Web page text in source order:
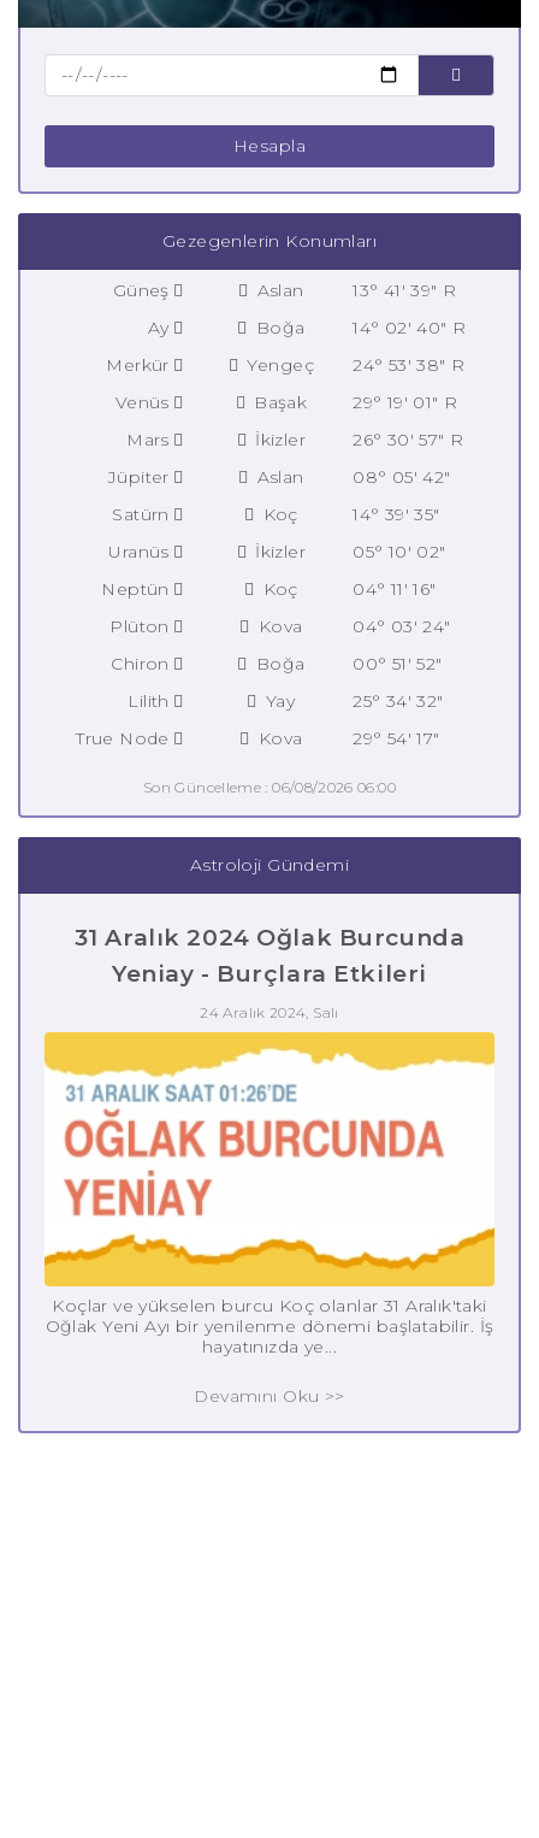
Hesapla
Gezegenlerin Konumları
Güneş Aslan
13° 41' 39" R
Ay
Boğa
14° 02' 40" R
Merkür
Yengeç
24° 53' 38" R
Venüs
Başak
29° 19' 01" R
Mars
İkizler
26° 30' 57" R
Jüpiter
Aslan
08° 05' 42"
Satürn
Koç
14° 39' 35"
Uranüs
İkizler
05° 10' 02"
Neptün
Koç
04° 11' 16"
Plüton
Kova
04° 03' 24"
Chiron
Boğa
00° 51' 52"
Lilith
Yay
25° 34' 32"
True Node
Kova 29° 54' 17"
Son Güncelleme : 06/08/2026 06:00
Astroloji Gündemi
31 Aralık 2024 Oğlak Burcunda
Yeniay - Burçlara Etkileri
24 Aralık 2024, Salı
Koçlar ve yükselen burcu Koç olanlar 31 Aralık'taki
Oğlak Yeni Ayı bir yenilenme dönemi başlatabilir. İş
hayatınızda ye...
Devamını Oku >>